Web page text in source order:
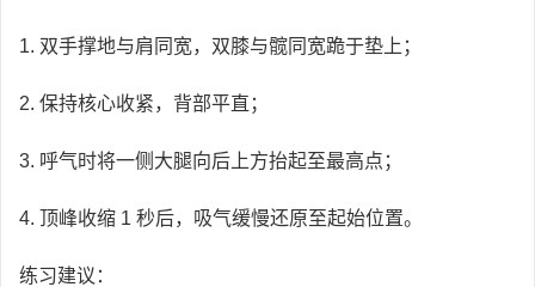
1. 双手撑地与肩同宽，双膝与髋同宽跪于垫上；
2. 保持核心收紧，背部平直；
3. 呼气时将一侧大腿向后上方抬起至最高点；
4. 顶峰收缩 1 秒后，吸气缓慢还原至起始位置。
练习建议：